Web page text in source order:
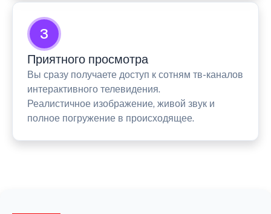
3
Приятного просмотра
Вы сразу получаете доступ к сотням тв-каналов
интерактивного телевидения.
Реалистичное изображение, живой звук и
полное погружение в происходящее.